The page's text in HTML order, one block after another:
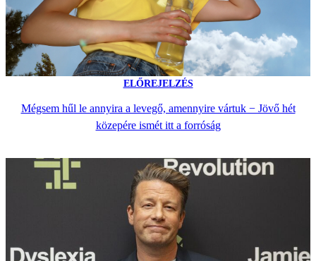
ELŐREJELZÉS
Mégsem hűl le annyira a levegő, amennyire vártuk − Jövő hét
közepére ismét itt a forróság